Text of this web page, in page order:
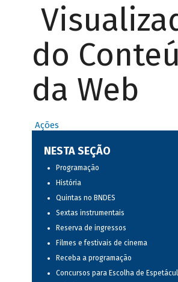
do
da Web
Ações
NESTA SEÇÃO
Programação
História
Quintas no BNDES
Sextas instrumentais
Reserva de ingressos
Filmes e festivais de cinema
Receba a programação
Concursos para Escolha de